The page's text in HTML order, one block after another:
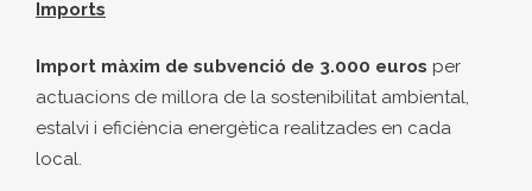
Imports
Import màxim de subvenció de 3.000 euros per
actuacions de millora de la sostenibilitat ambiental,
estalvi i eficiència energètica realitzades en cada
local.